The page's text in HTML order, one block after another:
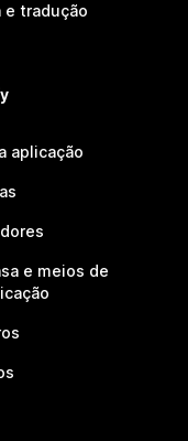
e tradução
aplicação
e meios de